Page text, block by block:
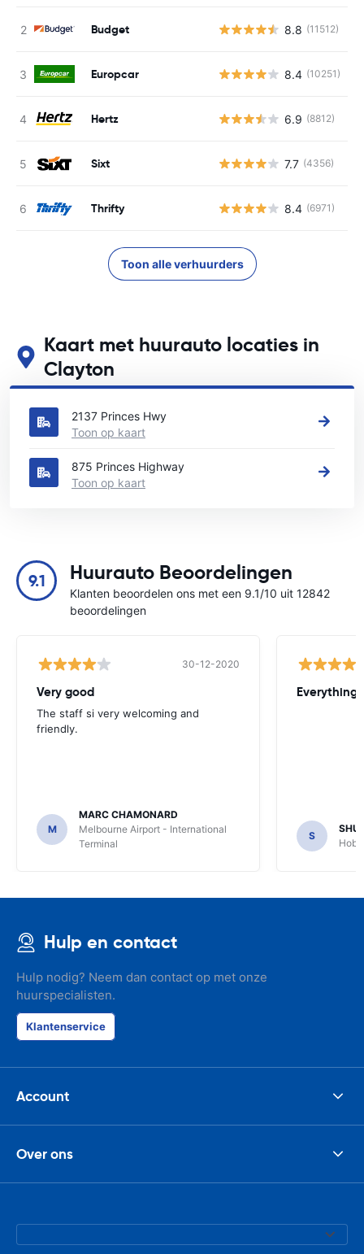
Budget 8.8 (11512)
Europcar 8.4 (10251)
Hertz 6.9 (8812)
Sixt 7.7 (4356)
Thrifty 8.4 (6971)
Toon alle verhuurders
Kaart met huurauto locaties in
Clayton
Zie onze belangrijkste autoverhuur locaties in Clayton
2137 Princes Hwy
Toon op kaart
875 Princes Highway
Toon op kaart
9.1 Huurauto Beoordelingen
Klanten beoordelen ons met een 9.1/10 uit 12842
beoordelingen
30-12-2020
Very good
The staff si very welcoming and
friendly.
M
MARC CHAMONARD
Melbourne Airport - International
Terminal
Everything
S
Hulp en contact
Hulp nodig? Neem dan contact op met onze
huurspecialisten.
Klantenservice
Account
Over ons